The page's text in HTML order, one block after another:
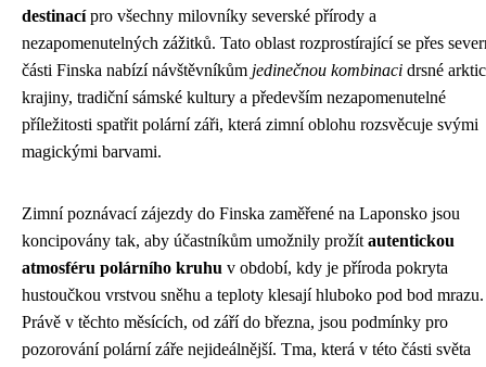
destinacípro všechny milovníky severské přírody a
nezapomenutelných zážitků. Tato oblast rozprostírající se přes
části Finska nabízí návštěvníkům jedinečnou kombinaci drsné
krajiny, tradiční sámské kultury a především nezapomenutelné
příležitosti spatřit polární záři, která zimní oblohu rozsvěcuje svými
magickými barvami.
Zimní poznávací zájezdy do Finska zaměřené na Laponsko jsou
koncipovány tak, aby účastníkům umožnily prožít autentickou
atmosféru polárního kruhu v období, kdy je příroda pokryta
hustoučkou vrstvou sněhu a teploty klesají hluboko pod bod mrazu.
Právě v těchto měsících, od září do března, jsou podmínky pro
pozorování polární záře nejideálnější. Tma, která v této části světa